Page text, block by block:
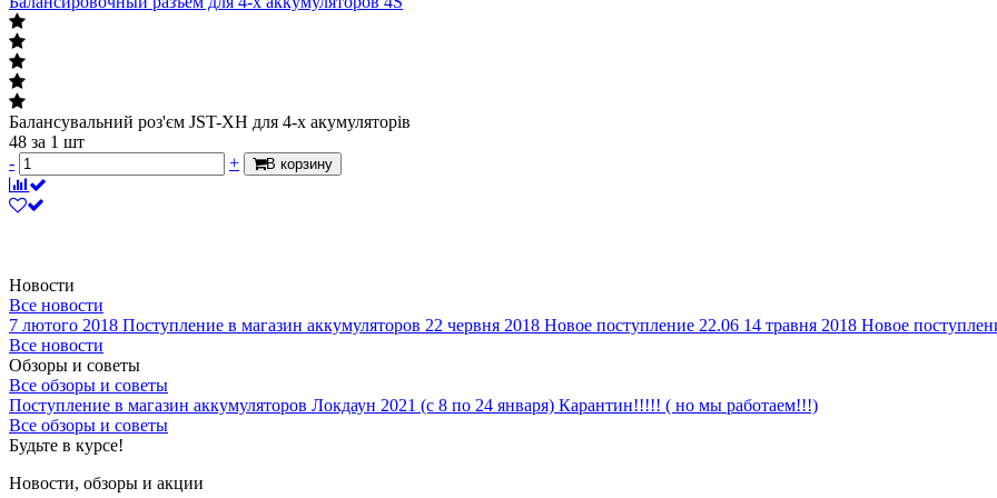
Балансувальний роз'єм JST-XH для 4-х акумуляторів
48 за 1 шт
-
+ В корзину
Новости
Все новости
7 лютого 2018 Поступление в магазин аккумуляторов 22 червня 2018 Новое поступление 22.06 14 травня 2018 Новое
Все новости
Обзоры и советы
Все обзоры и советы
Поступление в магазин аккумуляторов Локдаун 2021 (с 8 по 24 января) Карантин!!!!! ( но мы работаем!!!)
Все обзоры и советы
Будьте в курсе!
Новости, обзоры и акции